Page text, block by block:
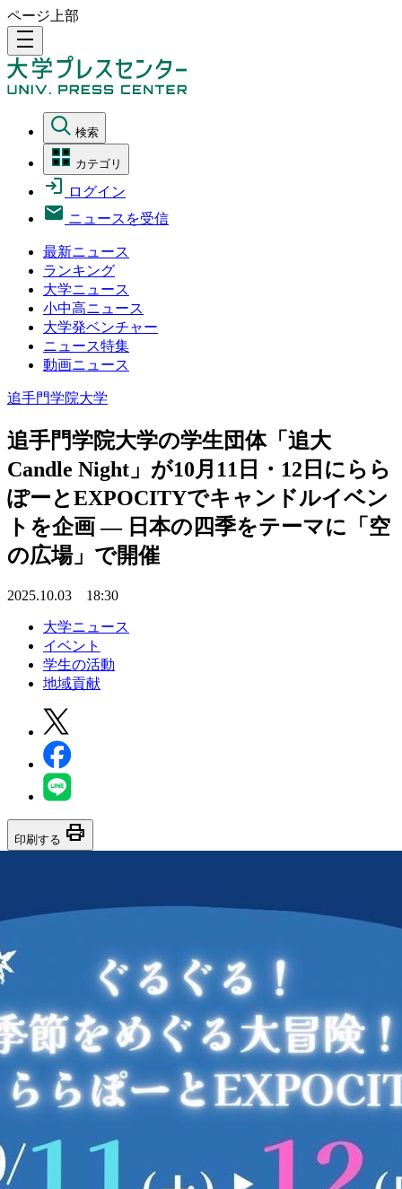
ページ上部
density_medium
検索
カテゴリ
ログイン
ニュースを受信
最新ニュース
ランキング
大学ニュース
小中高ニュース
大学発ベンチャー
ニュース特集
動画ニュース
追手門学院大学
追手門学院大学の学生団体「追大
Candle Night」が10月11日・12日にらら
ぽーとEXPOCITYでキャンドルイベン
トを企画 ― 日本の四季をテーマに「空
の広場」で開催
2025.10.03 18:30
大学ニュース
イベント
学生の活動
地域貢献
印刷する print